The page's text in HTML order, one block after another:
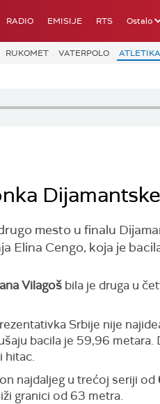
RADIO EMISIJE RTS Ostalo
RUKOMET VATERPOLO ATLETIKA
mesto u finalu
Elina Cengo, koja je
Vilagoš bila je druga u
Srbije nije
bacila je 59,96
hitac.
najdaljeg u trećoj seriji od
granici od 63 metra.